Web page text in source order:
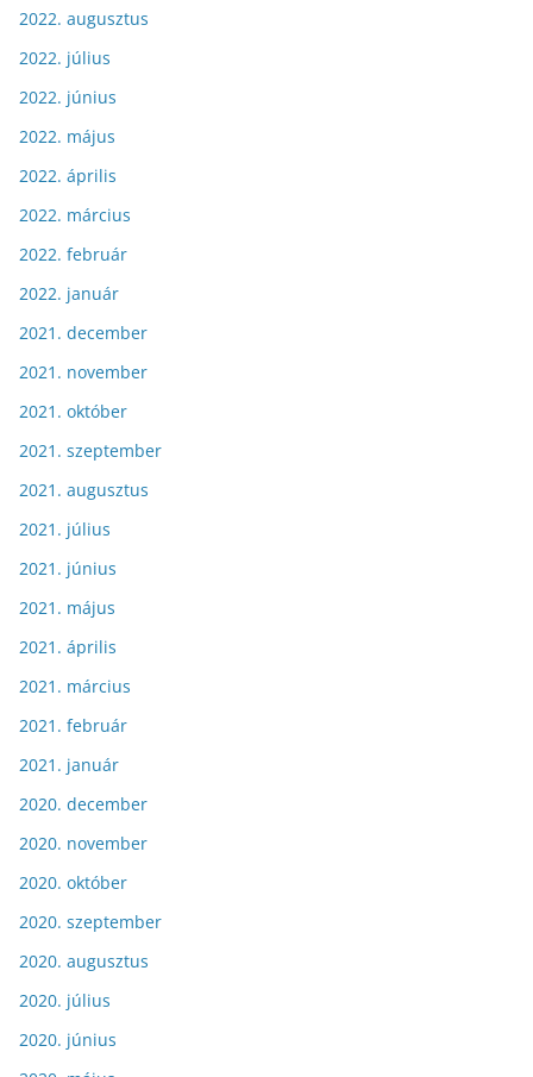
2022. augusztus
2022. július
2022. június
2022. május
2022. április
2022. március
2022. február
2022. január
2021. december
2021. november
2021. október
2021. szeptember
2021. augusztus
2021. július
2021. június
2021. május
2021. április
2021. március
2021. február
2021. január
2020. december
2020. november
2020. október
2020. szeptember
2020. augusztus
2020. július
2020. június